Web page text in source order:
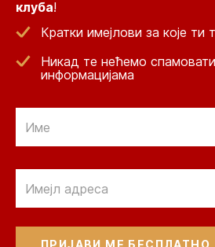
клуба!
Кратки имејлови за које ти
Никад те нећемо
информацијама